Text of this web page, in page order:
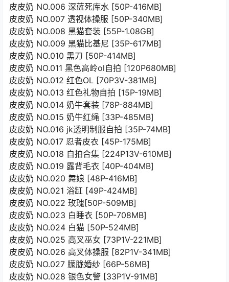
皮皮奶 NO.006 深蓝死库水 [50P-416MB]
皮皮奶 NO.007 透视体操服 [50P-340MB]
皮皮奶 NO.008 黑猫套装 [55P-1.08GB]
皮皮奶 NO.009 黑猫比基尼 [35P-617MB]
皮皮奶 NO.010 黑刀 [50P-414MB]
皮皮奶 NO.011 黑色高岭ol自拍 [120P680MB]
皮皮奶 NO.012 红色OL [70P3V-381MB]
皮皮奶 NO.013 红色礼物自拍 [15P-19MB]
皮皮奶 NO.014 奶牛套装 [78P-884MB]
皮皮奶 NO.015 奶牛红绳 [33P-485MB]
皮皮奶 NO.016 jk透明制服自拍 [35P-74MB]
皮皮奶 NO.017 忍者皮衣 [45P-175MB]
皮皮奶 NO.018 自拍合集 [224P13V-610MB]
皮皮奶 NO.019 露背毛衣 [40P-404MB]
皮皮奶 NO.020 舞娘 [48P-416MB]
皮皮奶 NO.021 浴缸 [49P-424MB]
皮皮奶 NO.022 玫瑰[50P-509MB]
皮皮奶 NO.023 白睡衣 [50P-708MB]
皮皮奶 NO.024 白猫 [50P-524MB]
皮皮奶 NO.025 高叉巫女 [73P1V-221MB]
皮皮奶 NO.026 高叉体操服 [82P1V-341MB]
皮皮奶 NO.027 朦胧婚纱 [66P-56MB]
皮皮奶 NO.028 银色女警 [33P1V-91MB]